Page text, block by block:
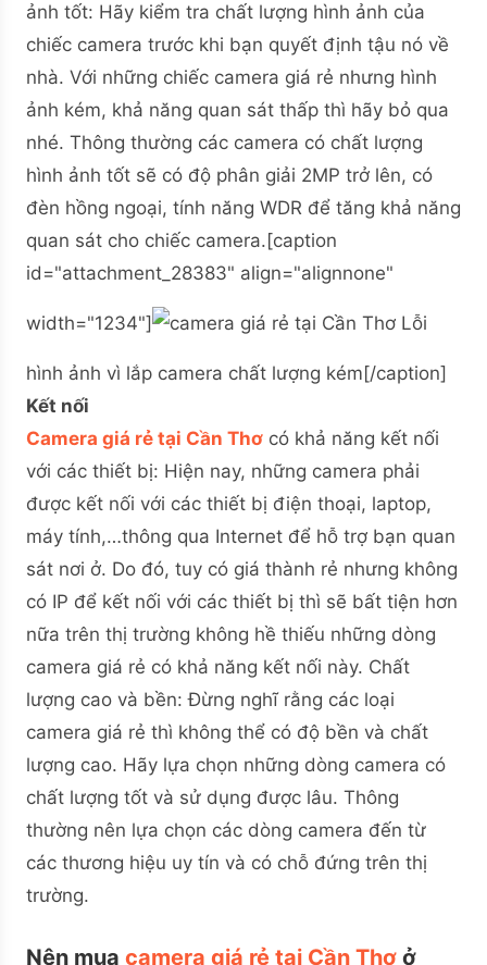
ảnh tốt: Hãy kiểm tra chất lượng hình ảnh của
chiếc camera trước khi bạn quyết định tậu nó về
nhà. Với những chiếc camera giá rẻ nhưng hình
ảnh kém, khả năng quan sát thấp thì hãy bỏ qua
nhé. Thông thường các camera có chất lượng
hình ảnh tốt sẽ có độ phân giải 2MP trở lên, có
đèn hồng ngoại, tính năng WDR để tăng khả năng
quan sát cho chiếc camera. [caption
id="attachment_28383" align="alignnone"
width="1234"] Lỗi
hình ảnh vì lắp camera chất lượng kém[/caption]
Kết nối
Camera giá rẻ tại Cần Thơ có khả năng kết nối
với các thiết bị: Hiện nay, những camera phải
được kết nối với các thiết bị điện thoại, laptop,
máy tính,…thông qua Internet để hỗ trợ bạn quan
sát nơi ở. Do đó, tuy có giá thành rẻ nhưng không
có IP để kết nối với các thiết bị thì sẽ bất tiện hơn
nữa trên thị trường không hề thiếu những dòng
camera giá rẻ có khả năng kết nối này. Chất
lượng cao và bền: Đừng nghĩ rằng các loại
camera giá rẻ thì không thể có độ bền và chất
lượng cao. Hãy lựa chọn những dòng camera có
chất lượng tốt và sử dụng được lâu. Thông
thường nên lựa chọn các dòng camera đến từ
các thương hiệu uy tín và có chỗ đứng trên thị
trường.
Nên mua camera giá rẻ tại Cần Thơ ở